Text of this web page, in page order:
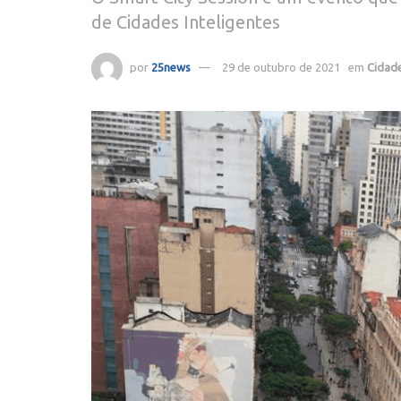
de Cidades Inteligentes
por 25news 29 de outubro de 2021 em